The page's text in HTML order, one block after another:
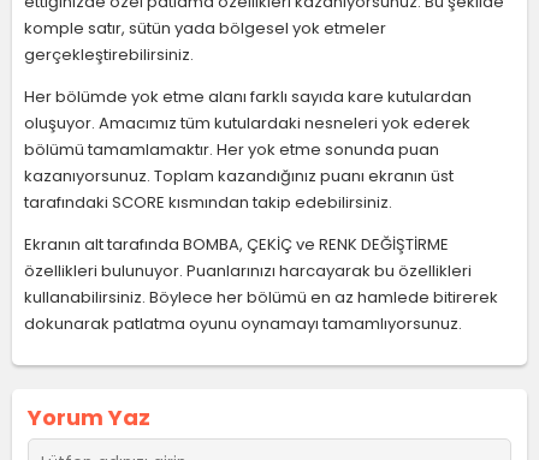
komple satır, sütün yada bölgesel yok etmeler
gerçekleştirebilirsiniz.
Her bölümde yok etme alanı farklı sayıda kare kutulardan
oluşuyor. Amacımız tüm kutulardaki nesneleri yok ederek
bölümü tamamlamaktır. Her yok etme sonunda puan
kazanıyorsunuz. Toplam kazandığınız puanı ekranın üst
tarafındaki SCORE kısmından takip edebilirsiniz.
Ekranın alt tarafında BOMBA, ÇEKİÇ ve RENK DEĞİŞTİRME
özellikleri bulunuyor. Puanlarınızı harcayarak bu özellikleri
kullanabilirsiniz. Böylece her bölümü en az hamlede bitirerek
dokunarak patlatma oyunu oynamayı tamamlıyorsunuz.
Yorum Yaz